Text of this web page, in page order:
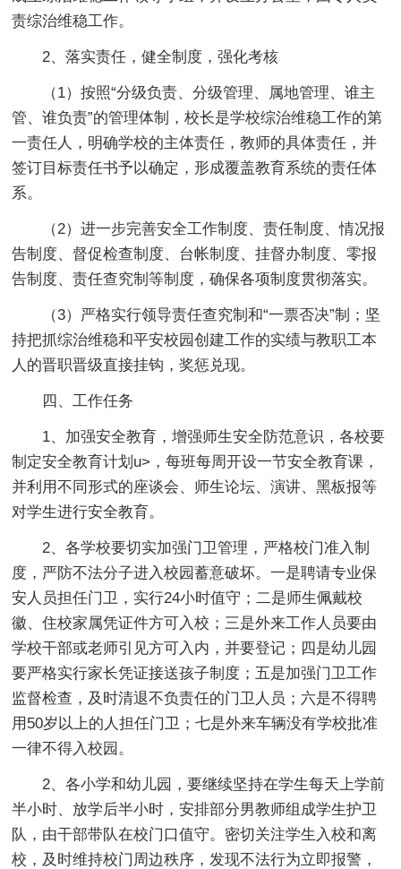
责综治维稳工作。
2、落实责任，健全制度，强化考核
（1）按照“分级负责、分级管理、属地管理、谁主
管、谁负责”的管理体制，校长是学校综治维稳工作的第
一责任人，明确学校的主体责任，教师的具体责任，并
签订目标责任书予以确定，形成覆盖教育系统的责任体
系。
（2）进一步完善安全工作制度、责任制度、情况报
告制度、督促检查制度、台帐制度、挂督办制度、零报
告制度、责任查究制等制度，确保各项制度贯彻落实。
（3）严格实行领导责任查究制和“一票否决”制；坚
持把抓综治维稳和平安校园创建工作的实绩与教职工本
人的晋职晋级直接挂钩，奖惩兑现。
四、工作任务
1、加强安全教育，增强师生安全防范意识，各校要
制定安全教育计划u>，每班每周开设一节安全教育课，
并利用不同形式的座谈会、师生论坛、演讲、黑板报等
对学生进行安全教育。
2、各学校要切实加强门卫管理，严格校门准入制
度，严防不法分子进入校园蓄意破坏。一是聘请专业保
安人员担任门卫，实行24小时值守；二是师生佩戴校
徽、住校家属凭证件方可入校；三是外来工作人员要由
学校干部或老师引见方可入内，并要登记；四是幼儿园
要严格实行家长凭证接送孩子制度；五是加强门卫工作
监督检查，及时清退不负责任的门卫人员；六是不得聘
用50岁以上的人担任门卫；七是外来车辆没有学校批准
一律不得入校园。
2、各小学和幼儿园，要继续坚持在学生每天上学前
半小时、放学后半小时，安排部分男教师组成学生护卫
队，由干部带队在校门口值守。密切关注学生入校和离
校，及时维持校门周边秩序，发现不法行为立即报警，